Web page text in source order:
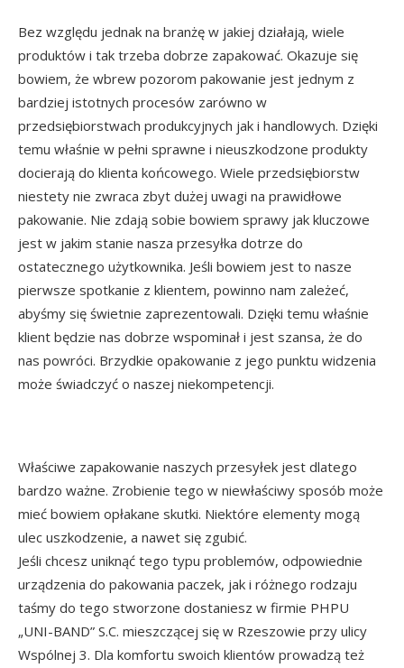
Bez względu jednak na branżę w jakiej działają, wiele
produktów i tak trzeba dobrze zapakować. Okazuje się
bowiem, że wbrew pozorom pakowanie jest jednym z
bardziej istotnych procesów zarówno w
przedsiębiorstwach produkcyjnych jak i handlowych. Dzięki
temu właśnie w pełni sprawne i nieuszkodzone produkty
docierają do klienta końcowego. Wiele przedsiębiorstw
niestety nie zwraca zbyt dużej uwagi na prawidłowe
pakowanie. Nie zdają sobie bowiem sprawy jak kluczowe
jest w jakim stanie nasza przesyłka dotrze do
ostatecznego użytkownika. Jeśli bowiem jest to nasze
pierwsze spotkanie z klientem, powinno nam zależeć,
abyśmy się świetnie zaprezentowali. Dzięki temu właśnie
klient będzie nas dobrze wspominał i jest szansa, że do
nas powróci. Brzydkie opakowanie z jego punktu widzenia
może świadczyć o naszej niekompetencji.
Właściwe zapakowanie naszych przesyłek jest dlatego
bardzo ważne. Zrobienie tego w niewłaściwy sposób może
mieć bowiem opłakane skutki. Niektóre elementy mogą
ulec uszkodzenie, a nawet się zgubić.
Jeśli chcesz uniknąć tego typu problemów, odpowiednie
urządzenia do pakowania paczek, jak i różnego rodzaju
taśmy do tego stworzone dostaniesz w firmie PHPU
„UNI-BAND” S.C. mieszczącej się w Rzeszowie przy ulicy
Wspólnej 3. Dla komfortu swoich klientów prowadzą też